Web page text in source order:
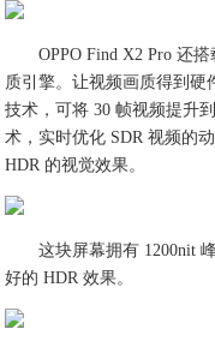
OPPO Find X2 Pro 还
质引擎。让视频画质得到硬
技术，可将 30 帧视频提升
术，实时优化 SDR 视频的
HDR 的视觉效果。
这块屏幕拥有 1200nit
好的 HDR 效果。